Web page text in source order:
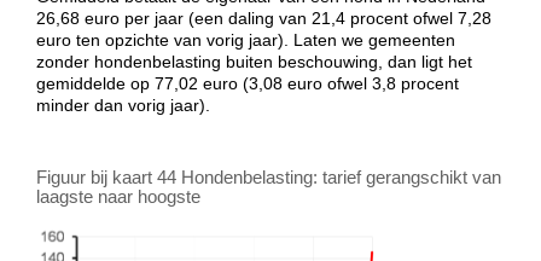
26,68 euro per jaar (een daling van 21,4 procent ofwel 7,28
euro ten opzichte van vorig jaar). Laten we gemeenten
zonder hondenbelasting buiten beschouwing, dan ligt het
gemiddelde op 77,02 euro (3,08 euro ofwel 3,8 procent
minder dan vorig jaar).
Figuur bij kaart 44 Hondenbelasting: tarief gerangschikt van
laagste naar hoogste